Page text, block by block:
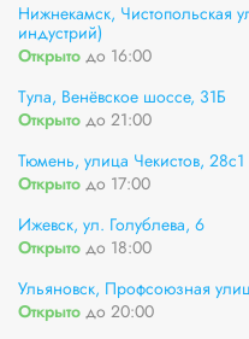
Нижнекамск, Чистопольская
индустрий)
Открыто до 16:00
Тула, Венёвское шоссе, 31Б
Открыто до 21:00
Тюмень, улица Чекистов, 28с1
Открыто до 17:00
Ижевск, ул. Голублева, 6
Открыто до 18:00
Ульяновск, Профсоюзная
Открыто до 20:00